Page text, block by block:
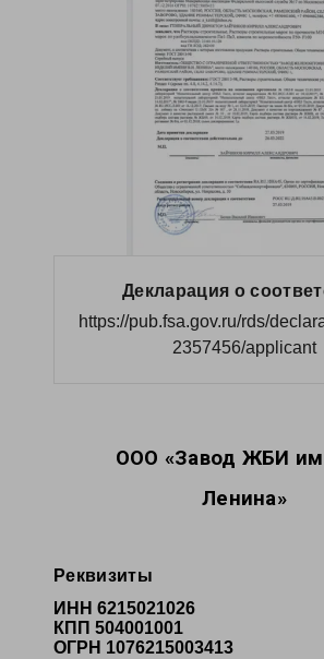
Декларация о
https://pub.fsa.gov.ru/rds/
2357456/applicant
ООО «Завод ЖБИ
Ленина»
Реквизиты
ИНН 6215021026
КПП 504001001
ОГРН 1076215003413